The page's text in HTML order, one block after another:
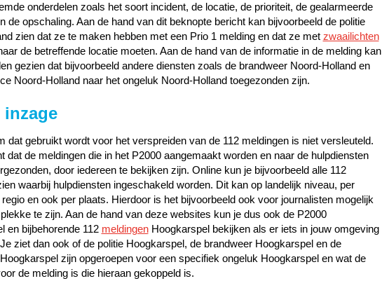
onderdelen zoals het soort incident, de locatie, de prioriteit, de gealarmeerde
de opschaling. Aan de hand van dit beknopte bericht kan bijvoorbeeld de politie
zien dat ze te maken hebben met een Prio 1 melding en dat ze met zwaailichten
de betreffende locatie moeten. Aan de hand van de informatie in de melding kan
gezien dat bijvoorbeeld andere diensten zoals de brandweer Noord-Holland en
Noord-Holland naar het ongeluk Noord-Holland toegezonden zijn.
dat gebruikt wordt voor het verspreiden van de 112 meldingen is niet versleuteld.
dat de meldingen die in het P2000 aangemaakt worden en naar de hulpdiensten
door iedereen te bekijken zijn. Online kun je bijvoorbeeld alle 112
waarbij hulpdiensten ingeschakeld worden. Dit kan op landelijk niveau, per
en ook per plaats. Hierdoor is het bijvoorbeeld ook voor journalisten mogelijk
te zijn. Aan de hand van deze websites kun je dus ook de P2000
en bijbehorende 112 meldingenHoogkarspel bekijken als er iets in jouw omgeving
ziet dan ook of de politie Hoogkarspel, de brandweer Hoogkarspel en de
zijn opgeroepen voor een specifiek ongeluk Hoogkarspel en wat de
de melding is die hieraan gekoppeld is.